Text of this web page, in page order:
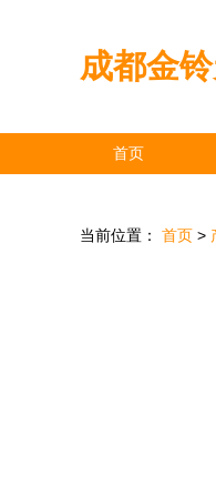
成都金
首页
当前位置： 首页 >